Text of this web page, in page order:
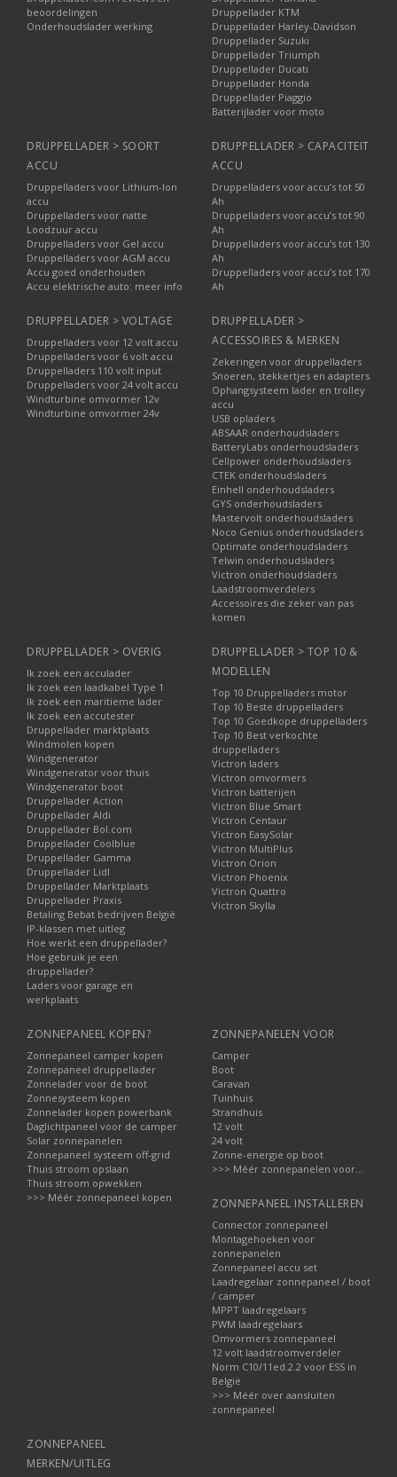
beoordelingen
Onderhoudslader werking
Druppellader KTM
Druppellader Harley-Davidson
Druppellader Suzuki
Druppellader Triumph
Druppellader Ducati
Druppellader Honda
Druppellader Piaggio
Batterijlader voor moto
DRUPPELLADER > SOORT
ACCU
Druppelladers voor Lithium-Ion
accu
Druppelladers voor natte
Loodzuur accu
Druppelladers voor Gel accu
Druppelladers voor AGM accu
Accu goed onderhouden
Accu elektrische auto: meer info
DRUPPELLADER > CAPACITEIT
ACCU
Druppelladers voor accu’s tot 50
Ah
Druppelladers voor accu’s tot 90
Ah
Druppelladers voor accu’s tot 130
Ah
Druppelladers voor accu’s tot 170
Ah
DRUPPELLADER > VOLTAGE
Druppelladers voor 12 volt accu
Druppelladers voor 6 volt accu
Druppelladers 110 volt input
Druppelladers voor 24 volt accu
Windturbine omvormer 12v
Windturbine omvormer 24v
DRUPPELLADER >
ACCESSOIRES & MERKEN
Zekeringen voor druppelladers
Snoeren, stekkertjes en adapters
Ophangsysteem lader en trolley
accu
USB opladers
ABSAAR onderhoudsladers
BatteryLabs onderhoudsladers
Cellpower onderhoudsladers
CTEK onderhoudsladers
Einhell onderhoudsladers
GYS onderhoudsladers
Mastervolt onderhoudsladers
Noco Genius onderhoudsladers
Optimate onderhoudsladers
Telwin onderhoudsladers
Victron onderhoudsladers
Laadstroomverdelers
Accessoires die zeker van pas
komen
DRUPPELLADER > OVERIG
Ik zoek een acculader
Ik zoek een laadkabel Type 1
Ik zoek een maritieme lader
Ik zoek een accutester
Druppellader marktplaats
Windmolen kopen
Windgenerator
Windgenerator voor thuis
Windgenerator boot
Druppellader Action
Druppellader Aldi
Druppellader Bol.com
Druppellader Coolblue
Druppellader Gamma
Druppellader Lidl
Druppellader Marktplaats
Druppellader Praxis
Betaling Bebat bedrijven België
IP-klassen met uitleg
Hoe werkt een druppellader?
Hoe gebruik je een
druppellader?
Laders voor garage en
werkplaats
DRUPPELLADER > TOP 10 &
MODELLEN
Top 10 Druppelladers motor
Top 10 Beste druppelladers
Top 10 Goedkope druppelladers
Top 10 Best verkochte
druppelladers
Victron laders
Victron omvormers
Victron batterijen
Victron Blue Smart
Victron Centaur
Victron EasySolar
Victron MultiPlus
Victron Orion
Victron Phoenix
Victron Quattro
Victron Skylla
ZONNEPANEEL KOPEN?
Zonnepaneel camper kopen
Zonnepaneel druppellader
Zonnelader voor de boot
Zonnesysteem kopen
Zonnelader kopen powerbank
Daglichtpaneel voor de camper
Solar zonnepanelen
Zonnepaneel systeem off-grid
Thuis stroom opslaan
Thuis stroom opwekken
>>> Méér zonnepaneel kopen
ZONNEPANELEN VOOR
Camper
Boot
Caravan
Tuinhuis
Strandhuis
12 volt
24 volt
Zonne-energie op boot
>>> Méér zonnepanelen voor...
ZONNEPANEEL INSTALLEREN
Connector zonnepaneel
Montagehoeken voor
zonnepanelen
Zonnepaneel accu set
Laadregelaar zonnepaneel / boot
/ camper
MPPT laadregelaars
PWM laadregelaars
Omvormers zonnepaneel
12 volt laadstroomverdeler
Norm C10/11ed.2.2 voor ESS in
België
>>> Méér over aansluiten
zonnepaneel
ZONNEPANEEL
MERKEN/UITLEG